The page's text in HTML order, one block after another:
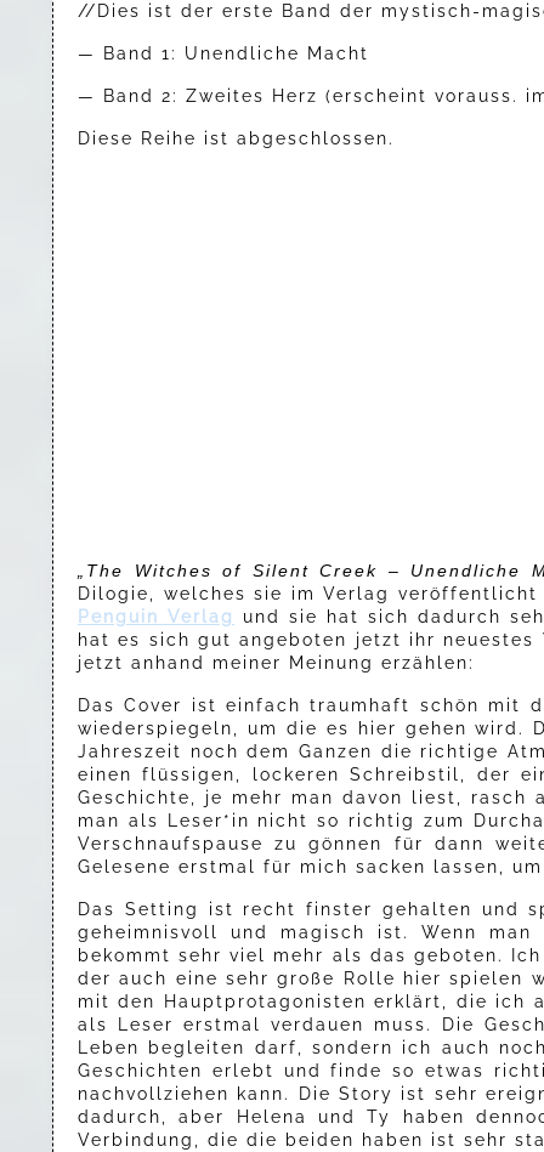
//Dies ist der erste Band der mystisch-
— Band 1: Unendliche Macht
— Band 2: Zweites Herz (erscheint vorauss.
Diese Reihe ist abgeschlossen.
„The Witches of Silent Creek – Unendliche
Dilogie, welches sie im Verlag
Penguin Verlag
und sie hat sich dadurch
hat es sich gut angeboten jetzt ihr
jetzt anhand meiner Meinung erzählen:
Das Cover ist einfach traumhaft schön mit
wiederspiegeln, um die es hier gehen wird.
Jahreszeit noch dem Ganzen die richtige
einen flüssigen, lockeren Schreibstil, der
Geschichte, je mehr man davon liest, rasch
man als Leser*in nicht so richtig zum
Verschnaufspause zu gönnen für dann
Gelesene erstmal für mich sacken lassen,
Das Setting ist recht finster gehalten und
geheimnisvoll und magisch ist. Wenn
bekommt sehr viel mehr als das geboten.
der auch eine sehr große Rolle hier spielen
mit den Hauptprotagonisten erklärt, die ich
als Leser erstmal verdauen muss. Die
Leben begleiten darf, sondern ich auch
Geschichten erlebt und finde so etwas
nachvollziehen kann. Die Story ist sehr
dadurch, aber Helena und Ty haben
Verbindung, die die beiden haben ist sehr